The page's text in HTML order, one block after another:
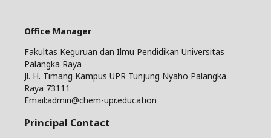
Office Manager
Fakultas Keguruan dan Ilmu Pendidikan Universitas
Palangka Raya
Jl. H. Timang Kampus UPR Tunjung Nyaho Palangka
Raya 73111
Email:admin@chem-upr.education
Principal Contact